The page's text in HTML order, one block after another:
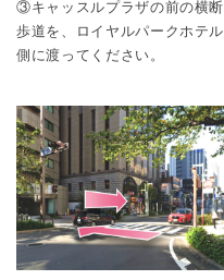
③キャッスルプラザの前の横断
歩道を、ロイヤルパークホテル
側に渡ってください。